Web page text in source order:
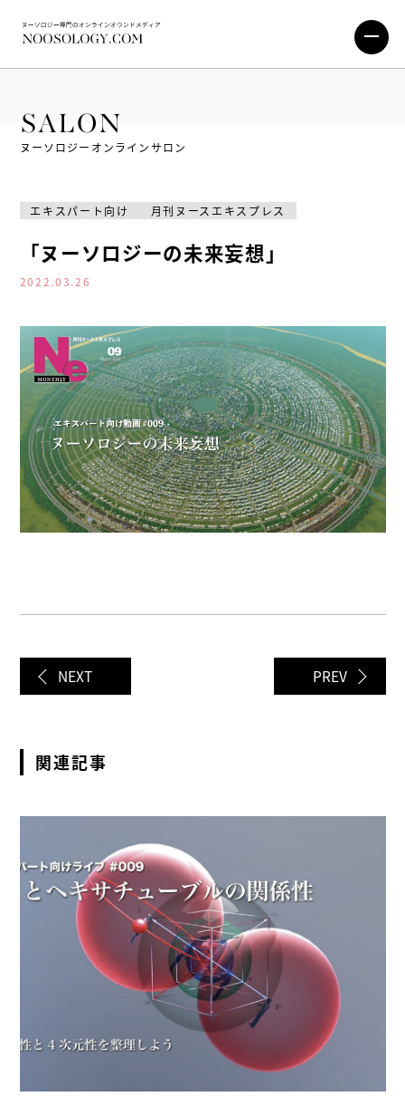
SALON
ヌーソロジーオンラインサロン
エキスパート向け 月刊ヌースエキスプレス
「ヌーソロジーの未来妄想」
2022.03.26
NEXT PREV
関連記事